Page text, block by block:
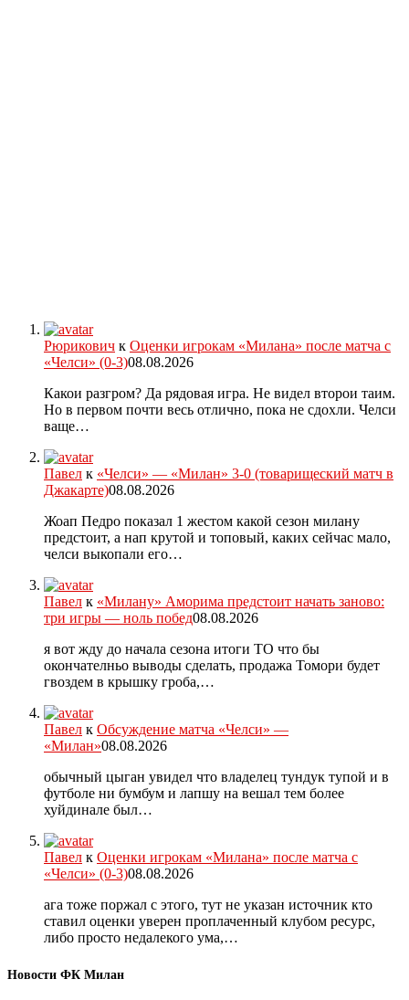
Рюрикович к Оценки игрокам «Милана» после матча с
«Челси» (0-3)08.08.2026
Какои разгром? Да рядовая игра. Не видел второи таим.
Но в первом почти весь отлично, пока не сдохли. Челси
ваще…
Павел к «Челси» — «Милан» 3-0 (товарищеский матч в
Джакарте)08.08.2026
Жоап Педро показал 1 жестом какой сезон милану
предстоит, а нап крутой и топовый, каких сейчас мало,
челси выкопали его…
Павел к «Милану» Аморима предстоит начать заново:
три игры — ноль побед08.08.2026
я вот жду до начала сезона итоги ТО что бы
окончателньо выводы сделать, продажа Томори будет
гвоздем в крышку гроба,…
Павел к Обсуждение матча «Челси» —
«Милан»08.08.2026
обычный цыган увидел что владелец тундук тупой и в
футболе ни бумбум и лапшу на вешал тем более
хуйдинале был…
Павел к Оценки игрокам «Милана» после матча с
«Челси» (0-3)08.08.2026
ага тоже поржал с этого, тут не указан источник кто
ставил оценки уверен проплаченный клубом ресурс,
либо просто недалекого ума,…
Новости ФК Милан